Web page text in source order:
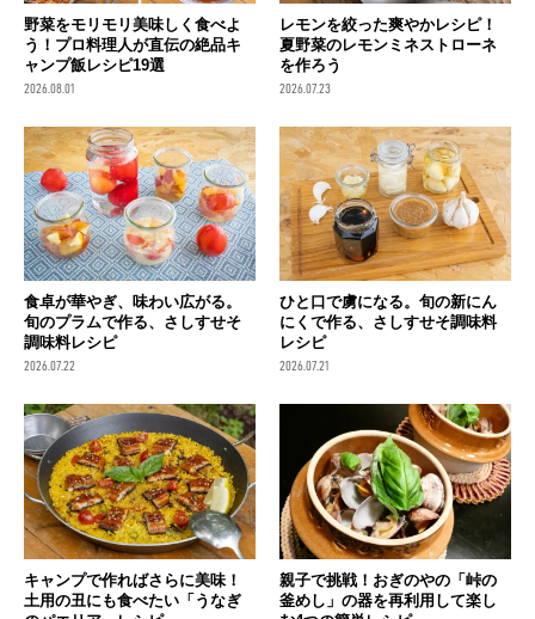
野菜をモリモリ美味しく食べよ
う！プロ料理人が直伝の絶品キ
ャンプ飯レシピ19選
2026.08.01
レモンを絞った爽やかレシピ！
夏野菜のレモンミネストローネ
を作ろう
2026.07.23
食卓が華やぎ、味わい広がる。
旬のプラムで作る、さしすせそ
調味料レシピ
2026.07.22
ひと口で虜になる。旬の新にん
にくで作る、さしすせそ調味料
レシピ
2026.07.21
キャンプで作ればさらに美味！
土用の丑にも食べたい「うなぎ
親子で挑戦！おぎのやの「峠の
釜めし」の器を再利用して楽し